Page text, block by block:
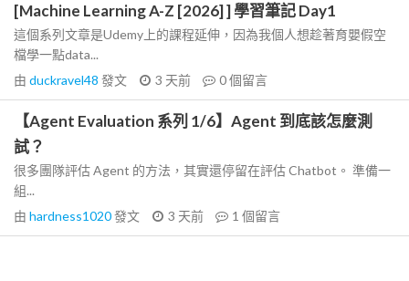
[Machine Learning A-Z [2026] ] 學習筆記 Day1
這個系列文章是Udemy上的課程延伸，因為我個人想趁著育嬰假空
檔學一點data...
由 duckravel48 發文 3 天前 0個留言
【Agent Evaluation 系列 1/6】Agent 到底該怎麼測
試？
很多團隊評估 Agent 的方法，其實還停留在評估 Chatbot。 準備一
組...
由 hardness1020發文 3 天前 1 個留言